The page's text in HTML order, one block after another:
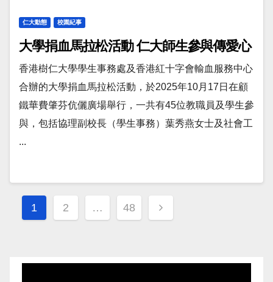
仁大動態 校園紀事
大學捐血馬拉松活動 仁大師生參與傳愛心
香港樹仁大學學生事務處及香港紅十字會輸血服務中心
合辦的大學捐血馬拉松活動，於2025年10月17日在顧
鐵華費肇芬伉儷廣場舉行，一共有45位教職員及學生參
與，包括協理副校長（學生事務）葉秀燕女士及社會工
...
Posts
navigation
1 2 … 48